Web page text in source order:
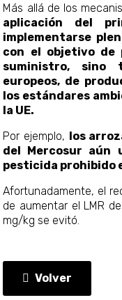
Más allá de los
aplicación del
implementarse
con el objetivo de
suministro, sino
europeos, de
los estándares
la UE.
Por ejemplo, los
del Mercosur aún
pesticida prohibido
Afortunadamente, el
de aumentar el LMR
mg/kg se evitó.
Volver